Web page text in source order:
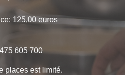
125,00 euros
605 700
places est limité.